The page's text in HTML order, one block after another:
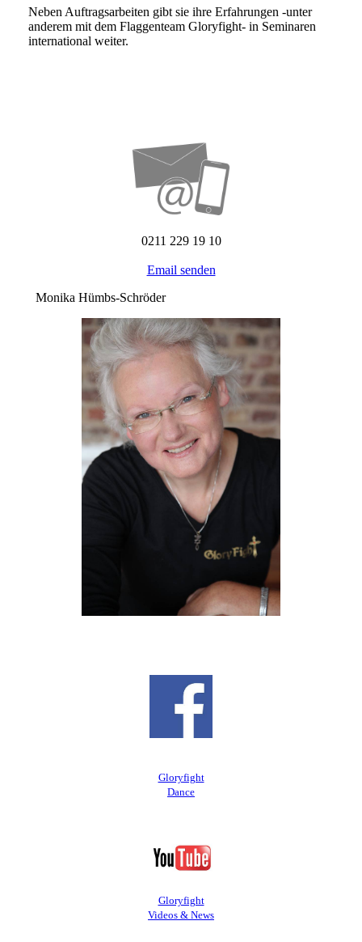
Neben Auftragsarbeiten gibt sie ihre Erfahrungen -unter
anderem mit dem Flaggenteam Gloryfight- in Seminaren
international weiter.
0211 229 19 10
Email senden
Monika Hümbs-Schröder
Gloryfight
Dance
Gloryfight
Videos & News